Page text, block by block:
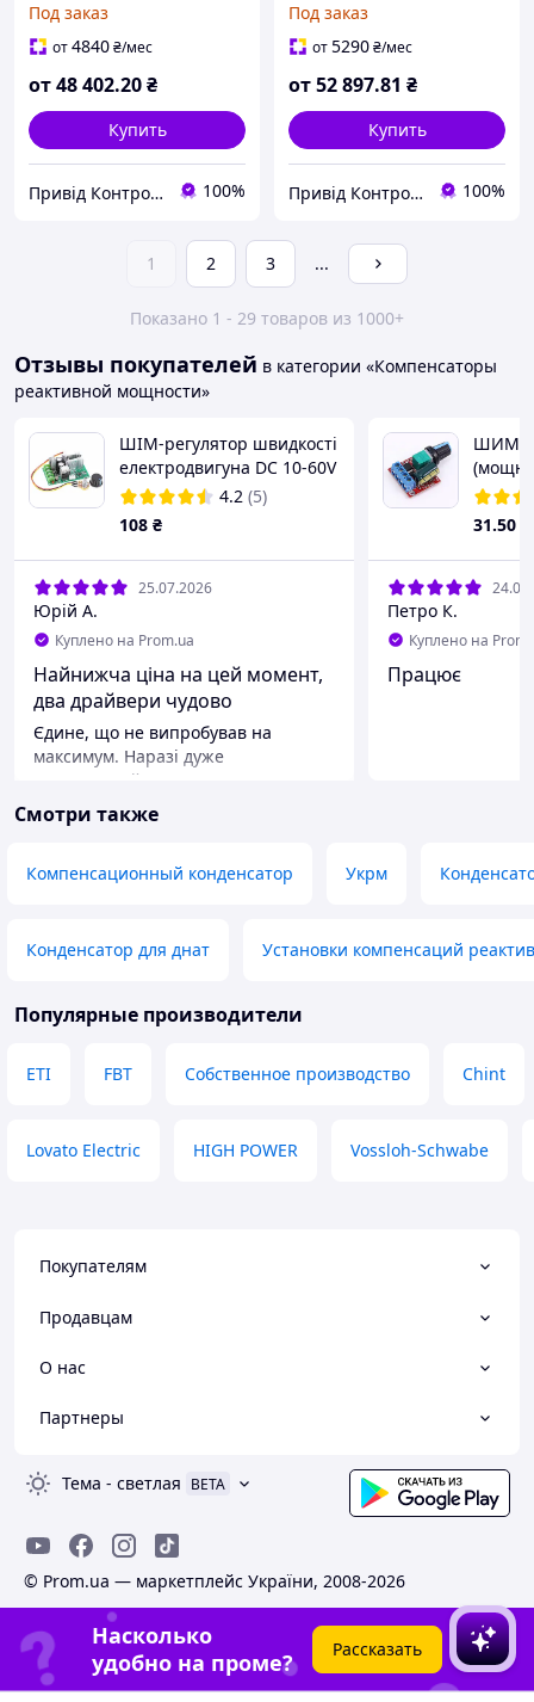
Под заказ
от4840₴/мес
от48 402.20₴
Купить
Привід Контроль 100%
Под заказ
от5290₴/мес
от52 897.81 ₴
Купить
Привід Контроль 100%
1 2 3 ...
Показано 1 - 29 товаров из 1000+
Отзывы покупателей в категории «Компенсаторы
реактивной мощности»
ШІМ-регулятор швидкості
електродвигуна DC 10-60V
20A
4.2 (5)
108 ₴
25.07.2026
Юрій А.
Куплено на Prom.ua
Найнижча ціна на цей момент,
два драйвери чудово
працюють.
Єдине, що не випробував на
максимум. Наразі дуже
задоволений. Дякую!
ШИМ
35В 5А
31.50
Петро К.
Куплено на
Працює
Смотри также
Компенсационный конденсатор Укрм
Конденсатор для днат Установки компенсаций
Популярные производители
ETI FBT Собственное производство Chint
Lovato Electric HIGH POWER Vossloh-Schwabe
Покупателям
Продавцам
О нас
Партнеры
Тема - светлая BETA
© Prom.ua — маркетплейс України, 2008-2026
Насколько
удобно на проме?
Рассказать